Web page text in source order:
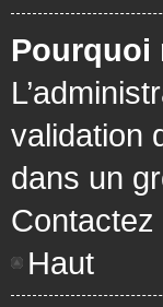
Pourquoi
validation
dans un
Contactez
Haut